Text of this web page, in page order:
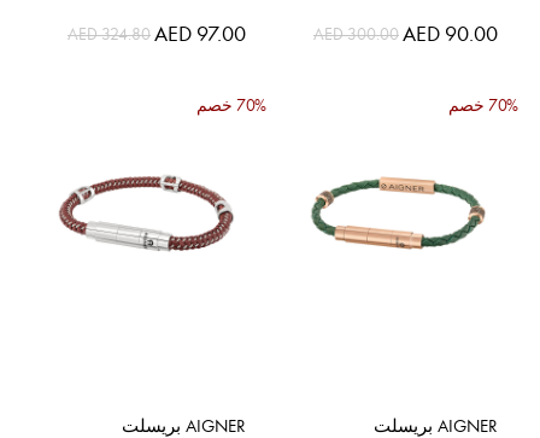
السعر
الخاص
AED 90.00
AED 300.00
السعر
الخاص
AED 97.00
AED 324.80
70% خصم
AIGNER بريسلت
70% خصم
AIGNER بريسلت